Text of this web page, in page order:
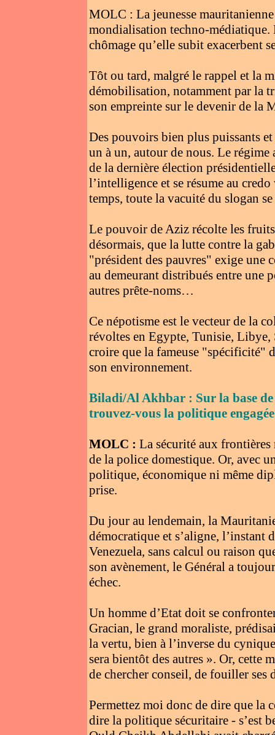
MOLC : La jeunesse
mondialisation techno-médiatique.
chômage qu’elle subit exacerbent
Tôt ou tard, malgré le rappel et la
démobilisation, notamment par la
son empreinte sur le devenir de la
Des pouvoirs bien plus puissants
un à un, autour de nous. Le
de la dernière élection
l’intelligence et se résume au
temps, toute la vacuité du slogan
Le pouvoir de Aziz récolte les fruits
désormais, que la lutte contre la
"président des pauvres" exige une
au demeurant distribués entre une
autres prête-noms…
Ce népotisme est le vecteur de la
révoltes en Egypte, Tunisie, Libye,
croire que la fameuse "spécificité"
son environnement.
Biladi/Al Akhbar : Sur la base de
trouvez-vous la politique
MOLC : La sécurité aux frontières
de la police domestique. Or, avec
politique, économique ni même
prise.
Du jour au lendemain, la
démocratique et s’aligne, l’instant
Venezuela, sans calcul ou raison
son avènement, le Général a
échec.
Un homme d’Etat doit se
Gracian, le grand moraliste,
la vertu, bien à l’inverse du
sera bientôt des autres ». Or, cette
de chercher conseil, de fouiller ses
Permettez moi donc de dire que la
dire la politique sécuritaire - s’est